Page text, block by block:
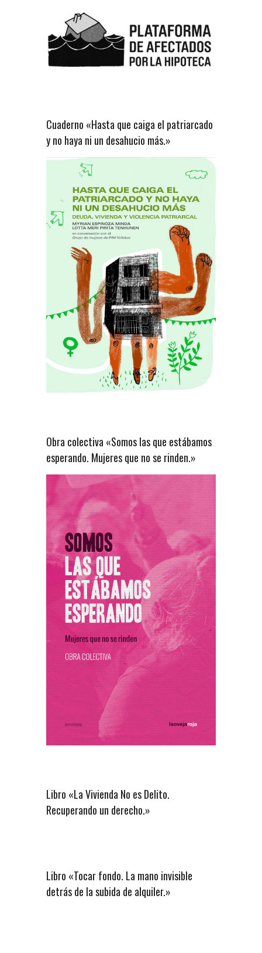
Cuaderno «Hasta que caiga el patriarcado
y no haya ni un desahucio más.»
Obra colectiva «Somos las que estábamos
esperando. Mujeres que no se rinden.»
Libro «La Vivienda No es Delito.
Recuperando un derecho.»
Libro «Tocar fondo. La mano invisible
detrás de la subida de alquiler.»